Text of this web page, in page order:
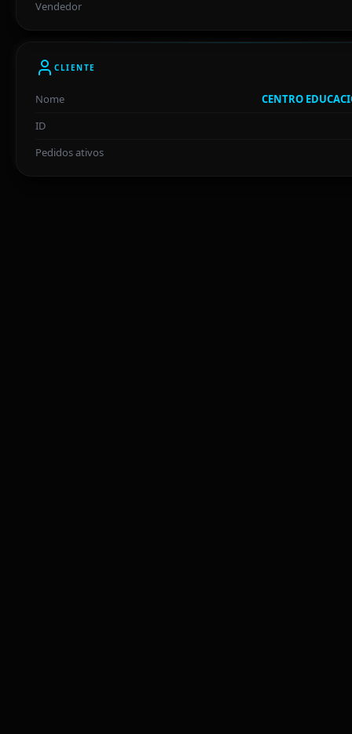
Vendedor
CLIENTE
Nome
CENTRO
ID
Pedidos ativos